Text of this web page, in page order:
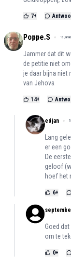
7+
Poppe.S 18
Jammer dat dit
de petitie niet
je daar bijna niet
van Jehova
14+
edjan
Lang
er een
De
geloof
hoef het
6+
Goed
om te
0+